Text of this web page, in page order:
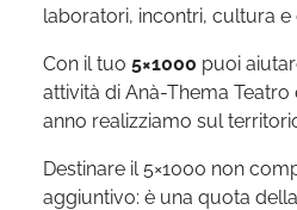
laboratori, incontri, cultura e
Con il tuo 5×1000 puoi
attività di Anà-Thema
anno realizziamo sul
Destinare il 5×1000 non
aggiuntivo: è una quota